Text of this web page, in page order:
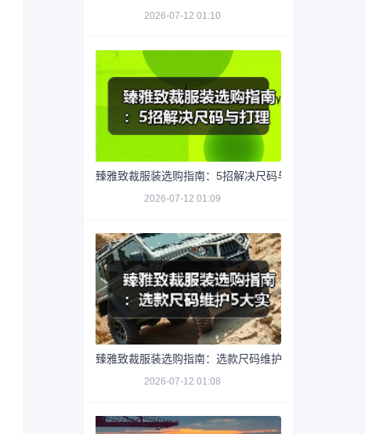
2026-07-12 01:10
臻雅致裁服装选购指南：5招解决尺码与打理难题
2026-07-12 01:09
臻雅致裁服装选购指南：选款尺码维护5大实用方法
2026-07-12 01:08